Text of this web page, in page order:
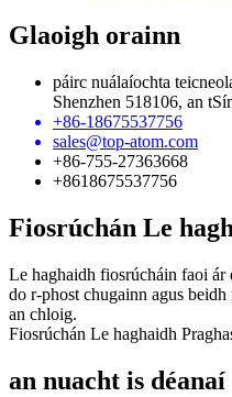
Glaoigh orainn
páirc nuálaíochta
Shenzhen 518106, an
+86-18675537756
sales@top-atom.com
+86-755-27363668
+8618675537756
Fiosrúchán Le
Le haghaidh fiosrúcháin faoi
do r-phost chugainn agus
an chloig.
Fiosrúchán Le haghaidh
an nuacht is déanaí